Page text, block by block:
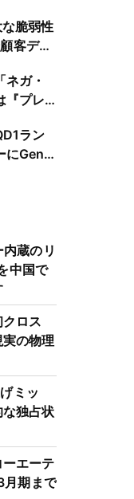
脆弱性
客デー
ガ・
『プレ
ラン
にGen 5
蔵のリ
中国で
ロス
の物理
ミッ
独占状
エーテ
月期まで